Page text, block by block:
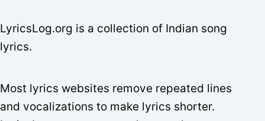
LyricsLog.org is a collection of Indian song
lyrics.
Most lyrics websites remove repeated lines
and vocalizations to make lyrics shorter.